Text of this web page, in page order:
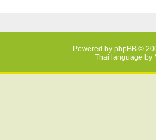
Powered by phpBB ©
Thai language by